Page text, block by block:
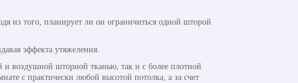
из того, планирует ли он ограничиться одной шторой
эффекта утяжеления.
и воздушной шторной тканью, так и с более плотной
с практически любой высотой потолка, а за счет